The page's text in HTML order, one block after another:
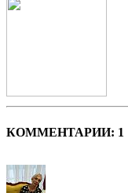
КОММЕНТАРИИ: 1